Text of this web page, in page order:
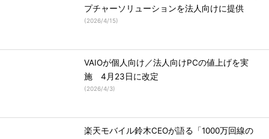
プチャーソリューションを法人向けに提供
(2026/4/15)
VAIOが個人向け／法人向けPCの値上げを実
施 4月23日に改定
(2026/4/3)
楽天モバイル鈴木CEOが語る「1000万回線の